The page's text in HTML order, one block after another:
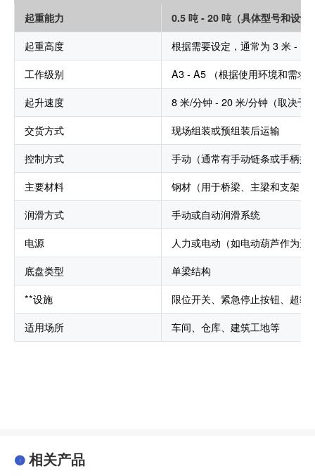
起重能力
0.5 吨 - 20 吨（具体型号和设计
起重高度
根据需要设定，通常为 3 米 - 12
工作级别
A3 - A5 （根据使用环境和需求
起升速度
8 米/分钟 - 20 米/分钟（取决于
交货方式
现场组装或预组装后运输
控制方式
手动（通常有手动链条或手柄控
主要材料
钢材（用于桥梁、主梁和支架）
润滑方式
手动或自动润滑系统
电源
人力或电动（如电动葫芦作为选
底盘类型
单梁结构
**设施
限位开关、紧急停止按钮、超载
适用场所
车间、仓库、建筑工地等
相关产品